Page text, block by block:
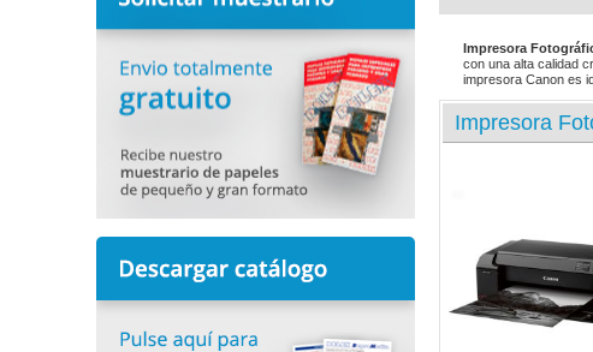
Impresora
con una alta calidad
impresora Canon es
Impresora